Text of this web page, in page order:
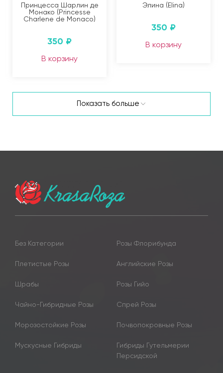
Принцесса Шарлин де
Монако (Princesse
Charlene de Monaco)
350 ₽
В корзину
Элина (Elina)
350 ₽
В корзину
Показать больше
Без Категории Розы Флорибунда
Плетистые Розы Английские Розы
Шрабы Розы Гийо
Чайно-Гибридные Розы Спрей Розы
Морозостойкие Розы Почвопокровные Розы
Мускусные Гибриды
Гибриды Гутельмерии
Персидской